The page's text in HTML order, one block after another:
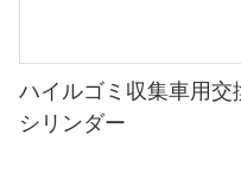
ハイルゴミ収集車用
シリンダー